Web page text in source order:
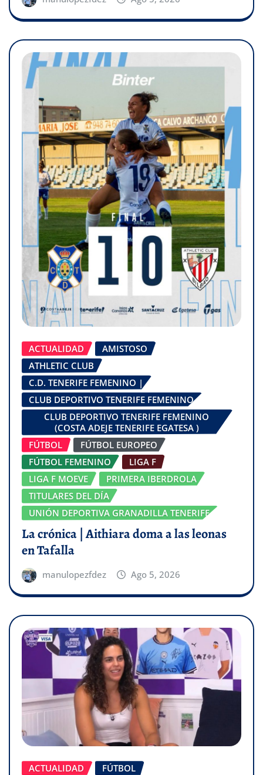
ACTUALIDAD
AMISTOSO
ATHLETIC CLUB
C.D. TENERIFE FEMENINO |
CLUB DEPORTIVO TENERIFE FEMENINO
CLUB DEPORTIVO TENERIFE FEMENINO
(COSTA ADEJE TENERIFE EGATESA )
FÚTBOL
FÚTBOL EUROPEO
FÚTBOL FEMENINO
LIGA F
LIGA F MOEVE
PRIMERA IBERDROLA
TITULARES DEL DÍA
UNIÓN DEPORTIVA GRANADILLA TENERIFE
La crónica | Aithiara doma a las leonas
en Tafalla
manulopezfdez Ago 5, 2026
ACTUALIDAD
FÚTBOL